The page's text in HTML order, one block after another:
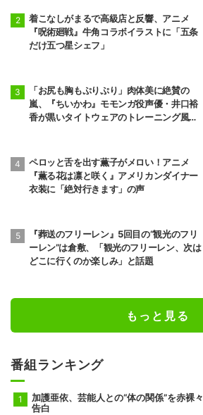
着こなしがまるで高級店と反響、アニメ
『呪術廻戦』牛角コラボイラストに「五条
だけ五つ星シェフ」
「お尻も胸もぷりぷり」肉体美に絶賛の
嵐、『ちいかわ』モモンガ役声優・井口裕
香が黒いタイトウェアのトレーニング風景
ペロッと舌を出す薫子がメロい！アニメ
『薫る花は凛と咲く』アメリカンダイナー
衣装に「絶対行きます」の声
『葬送のフリーレン』5回目の“観光のフリ
ーレン”は倉敷、「観光のフリーレン、次は
どこに行くのか楽しみ」と話題
もっと見る
番組ランキング
加護亜依、芸能人との“体の関係”を赤裸々
告白